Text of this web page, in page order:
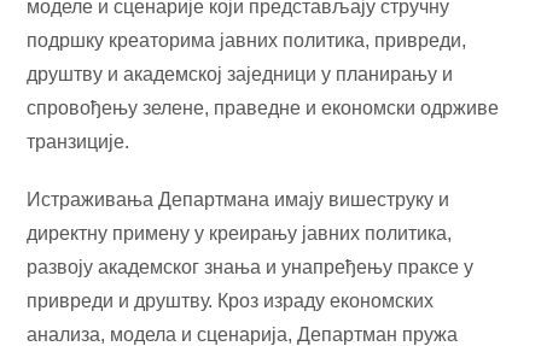
моделе и сценарије који представљају стручну
подршку креаторима јавних политика, привреди,
друштву и академској заједници у планирању и
спровођењу зелене, праведне и економски одрживе
транзиције.
Истраживања Департмана имају вишеструку и
директну примену у креирању јавних политика,
развоју академског знања и унапређењу праксе у
привреди и друштву. Кроз израду економских
анализа, модела и сценарија, Департман пружа